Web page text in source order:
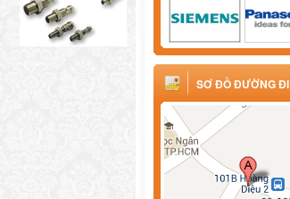
SƠ ĐỒ ĐƯỜNG ĐI